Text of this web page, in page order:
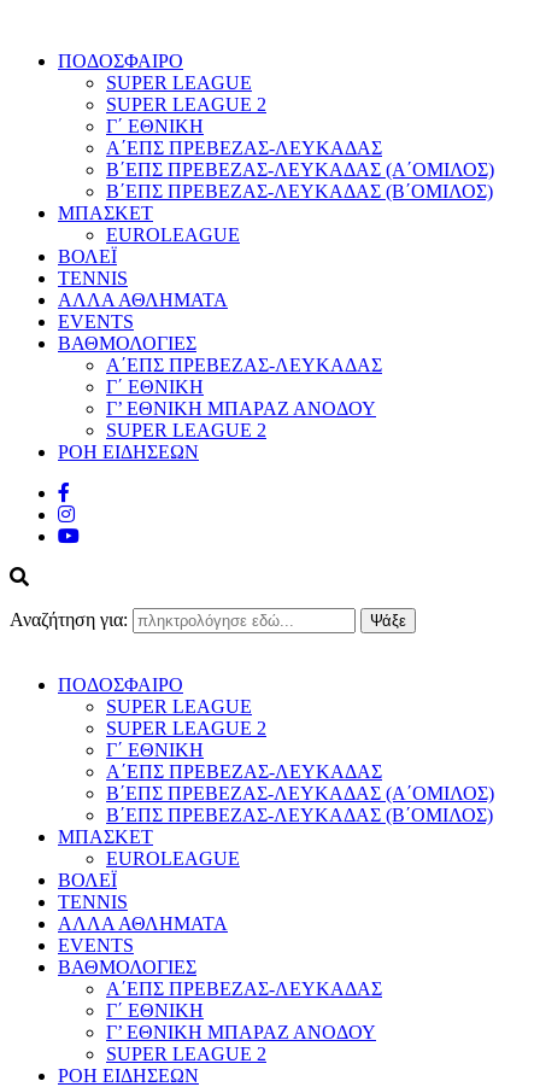
ΠΟΔΟΣΦΑΙΡΟ
SUPER LEAGUE
SUPER LEAGUE 2
Γ΄ ΕΘΝΙΚΗ
Α΄ΕΠΣ ΠΡΕΒΕΖΑΣ-ΛΕΥΚΑΔΑΣ
Β΄ΕΠΣ ΠΡΕΒΕΖΑΣ-ΛΕΥΚΑΔΑΣ (Α΄ΟΜΙΛΟΣ)
Β΄ΕΠΣ ΠΡΕΒΕΖΑΣ-ΛΕΥΚΑΔΑΣ (Β΄ΟΜΙΛΟΣ)
ΜΠΑΣΚΕΤ
EUROLEAGUE
ΒΟΛΕΪ
TENNIS
ΑΛΛΑ ΑΘΛΗΜΑΤΑ
EVENTS
ΒΑΘΜΟΛΟΓΙΕΣ
Α΄ΕΠΣ ΠΡΕΒΕΖΑΣ-ΛΕΥΚΑΔΑΣ
Γ΄ ΕΘΝΙΚΗ
Γ’ ΕΘΝΙΚΗ ΜΠΑΡΑΖ ΑΝΟΔΟΥ
SUPER LEAGUE 2
ΡΟΗ ΕΙΔΗΣΕΩΝ
Αναζήτηση για:
ΠΟΔΟΣΦΑΙΡΟ
SUPER LEAGUE
SUPER LEAGUE 2
Γ΄ ΕΘΝΙΚΗ
Α΄ΕΠΣ ΠΡΕΒΕΖΑΣ-ΛΕΥΚΑΔΑΣ
Β΄ΕΠΣ ΠΡΕΒΕΖΑΣ-ΛΕΥΚΑΔΑΣ (Α΄ΟΜΙΛΟΣ)
Β΄ΕΠΣ ΠΡΕΒΕΖΑΣ-ΛΕΥΚΑΔΑΣ (Β΄ΟΜΙΛΟΣ)
ΜΠΑΣΚΕΤ
EUROLEAGUE
ΒΟΛΕΪ
TENNIS
ΑΛΛΑ ΑΘΛΗΜΑΤΑ
EVENTS
ΒΑΘΜΟΛΟΓΙΕΣ
Α΄ΕΠΣ ΠΡΕΒΕΖΑΣ-ΛΕΥΚΑΔΑΣ
Γ΄ ΕΘΝΙΚΗ
Γ’ ΕΘΝΙΚΗ ΜΠΑΡΑΖ ΑΝΟΔΟΥ
SUPER LEAGUE 2
ΡΟΗ ΕΙΔΗΣΕΩΝ